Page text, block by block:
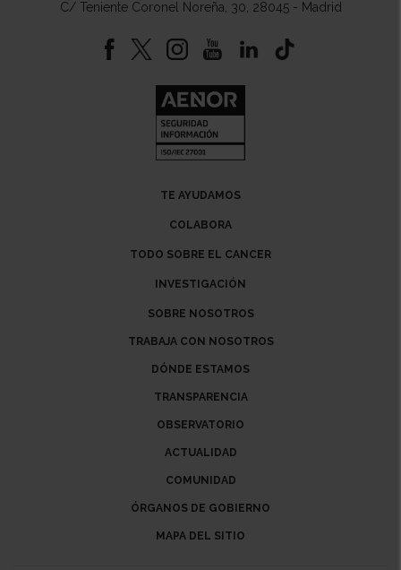
C/ Teniente Coronel Noreña, 30, 28045 - Madrid
TE AYUDAMOS
COLABORA
TODO SOBRE EL CANCER
INVESTIGACIÓN
SOBRE NOSOTROS
TRABAJA CON NOSOTROS
DÓNDE ESTAMOS
TRANSPARENCIA
OBSERVATORIO
ACTUALIDAD
COMUNIDAD
ÓRGANOS DE GOBIERNO
MAPA DEL SITIO